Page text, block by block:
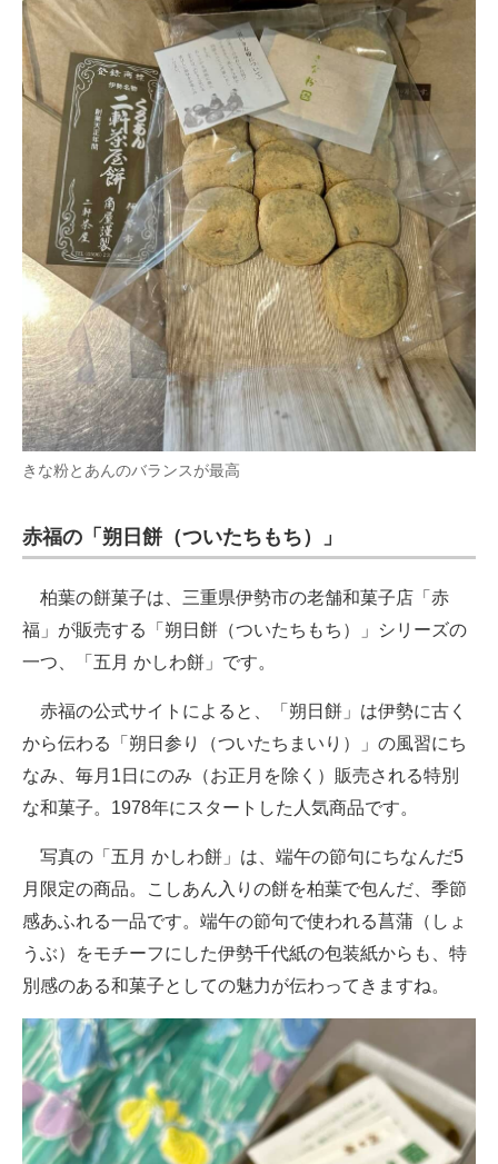
きな粉とあんのバランスが最高
赤福の「朔日餅（ついたちもち）」
柏葉の餅菓子は、三重県伊勢市の老舗和菓子店「赤
福」が販売する「朔日餅（ついたちもち）」シリーズの
一つ、「五月 かしわ餅」です。
赤福の公式サイトによると、「朔日餅」は伊勢に古く
から伝わる「朔日参り（ついたちまいり）」の風習にち
なみ、毎月1日にのみ（お正月を除く）販売される特別
な和菓子。1978年にスタートした人気商品です。
写真の「五月 かしわ餅」は、端午の節句にちなんだ5
月限定の商品。こしあん入りの餅を柏葉で包んだ、季節
感あふれる一品です。端午の節句で使われる菖蒲（しょ
うぶ）をモチーフにした伊勢千代紙の包装紙からも、特
別感のある和菓子としての魅力が伝わってきますね。